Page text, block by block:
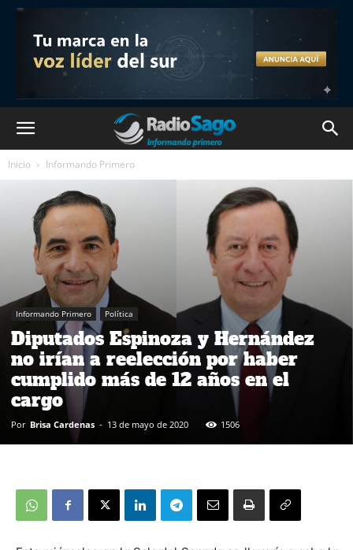
Inicio Informando Primero
Informando Primero Política
Diputados Espinoza y Hernández
no irían a reelección por haber
cumplido más de 12 años en el
cargo
Por Brisa Cardenas - 13 de mayo de 2020 1506